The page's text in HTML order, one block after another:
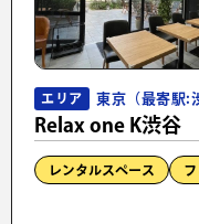
エリア 東京（最寄駅:
Relax one K渋谷
レンタルスペース